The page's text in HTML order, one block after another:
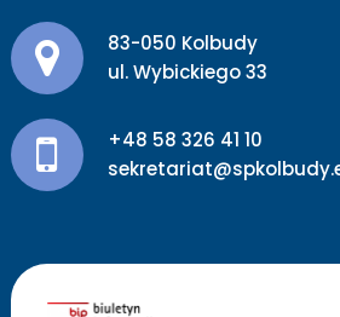
Adres pocztowy:
83-050 Kolbudy
ul. Wybickiego 33
+48 58 326 41 10